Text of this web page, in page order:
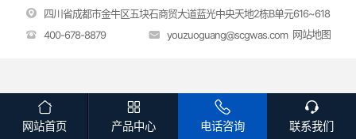

四川省成都市金牛区五块石商贸大道蓝光中央天地2栋B单元616~618
400-678-8879
网站地图
youzuoguang@scgwas.com
网站首页 产品中心 电话咨询 联系我们